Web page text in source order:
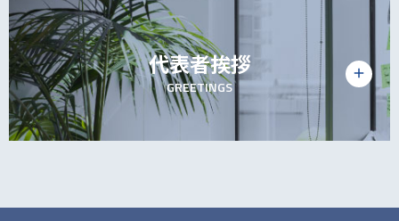
代表者挨拶
GREETINGS
add